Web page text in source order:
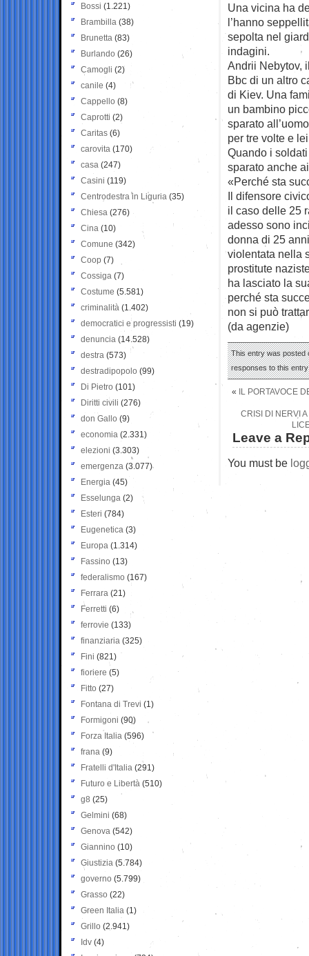
Una vicina ha
l’hanno
sepolta nel
indagini.
Andrii Nebytov,
Bbc di un altro
di Kiev. Una
un bambino
sparato
per tre volte e
Quando i
sparato anche
«Perché sta
Il difensore
il caso delle 25
adesso sono
donna di 25
violentata nella
prostitute
ha lasciato la
perché sta
non si può
(da agenzie)
This entry was posted
responses to this
« IL PORTAVOCE
CRISI DI NERVI
Leave a
You must be
Bossi (1.221)
Brambilla (38)
Brunetta (83)
Burlando (26)
Camogli (2)
canile (4)
Cappello (8)
Caprotti (2)
Caritas (6)
carovita (170)
casa (247)
Casini (119)
Centrodestra in Liguria (35)
Chiesa (276)
Cina (10)
Comune (342)
Coop (7)
Cossiga (7)
Costume (5.581)
criminalità (1.402)
democratici e progressisti (19)
denuncia (14.528)
destra (573)
destradipopolo (99)
Di Pietro (101)
Diritti civili (276)
don Gallo (9)
economia (2.331)
elezioni (3.303)
emergenza (3.077)
Energia (45)
Esselunga (2)
Esteri (784)
Eugenetica (3)
Europa (1.314)
Fassino (13)
federalismo (167)
Ferrara (21)
Ferretti (6)
ferrovie (133)
finanziaria (325)
Fini (821)
fioriere (5)
Fitto (27)
Fontana di Trevi (1)
Formigoni (90)
Forza Italia (596)
frana (9)
Fratelli d'Italia (291)
Futuro e Libertà (510)
g8 (25)
Gelmini (68)
Genova (542)
Giannino (10)
Giustizia (5.784)
governo (5.799)
Grasso (22)
Green Italia (1)
Grillo (2.941)
Idv (4)